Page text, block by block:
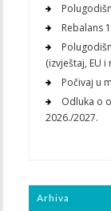
Rebalans
(izvještaj, EU
Počivaj u
Odluka o
2026./2027.
Arhiva